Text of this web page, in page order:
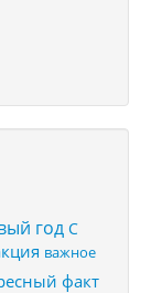
год С
важное
факт